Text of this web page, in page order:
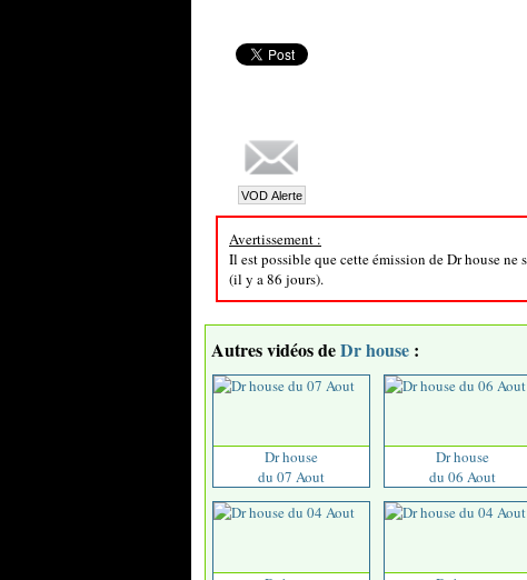
Avertissement :
Il est possible que cette émission de Dr house
(il y a 86 jours).
Autres vidéos deDr house :
Dr house
du 07 Aout
Dr house
du 06 Aout